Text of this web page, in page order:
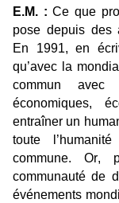
E.M. : Ce que
pose depuis des
En 1991, en
qu’avec la
commun
économiques,
entraîner un
toute
commune. Or,
communauté de
événements